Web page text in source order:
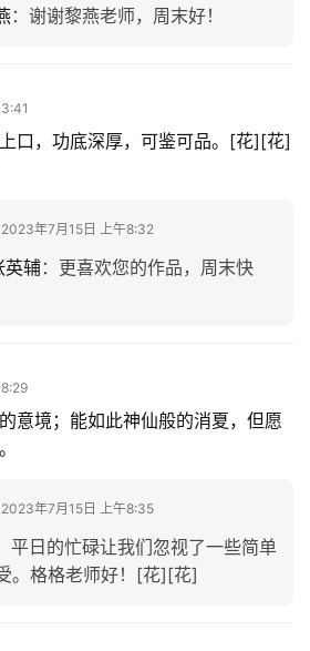
注册
： 谢谢黎燕老师，周末好！
口，功底深厚，可鉴可品。[花][花]
2023年7月15日 上午8:32
英辅： 更喜欢您的作品，周末快
意境；能如此神仙般的消夏，但愿
2023年7月15日 上午8:35
平日的忙碌让我们忽视了一些简单
。格格老师好！[花][花]